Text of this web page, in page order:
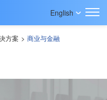
English
方案 > 商业与金融